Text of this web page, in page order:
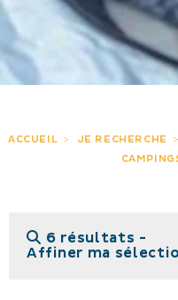
ACCUEIL JE RECHERCHE
6 résultats -
Affiner ma